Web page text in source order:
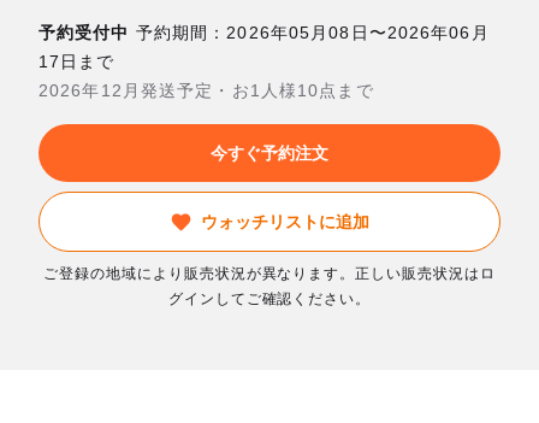
予約受付中 予約期間：2026年05月08日〜2026年06月
17日まで
2026年12月発送予定・お1人様10点まで
今すぐ予約注文
ウォッチリストに追加
ご登録の地域により販売状況が異なります。正しい販売状況はロ
グインしてご確認ください。